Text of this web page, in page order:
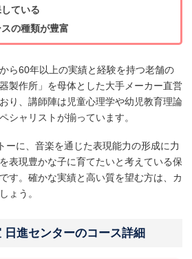
ている
の種類が豊富
ら60年以上の実績と経験を持つ老舗の
製作所」を母体とした大手メーカー直営
り、講師陣は児童心理学や幼児教育理論
シャリストが揃っています。
ーに、音楽を通じた表現能力の形成に力
表現豊かな子に育てたいと考えている保
す。確かな実績と高い質を望む方は、カ
ょう。
日進センターのコース詳細